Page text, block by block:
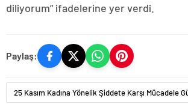
diliyorum” ifadelerine yer verdi.
Paylaş:
25 Kasım Kadına Yönelik Şiddete Karşı Mücadele